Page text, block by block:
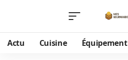
Actu Cuisine Équipement